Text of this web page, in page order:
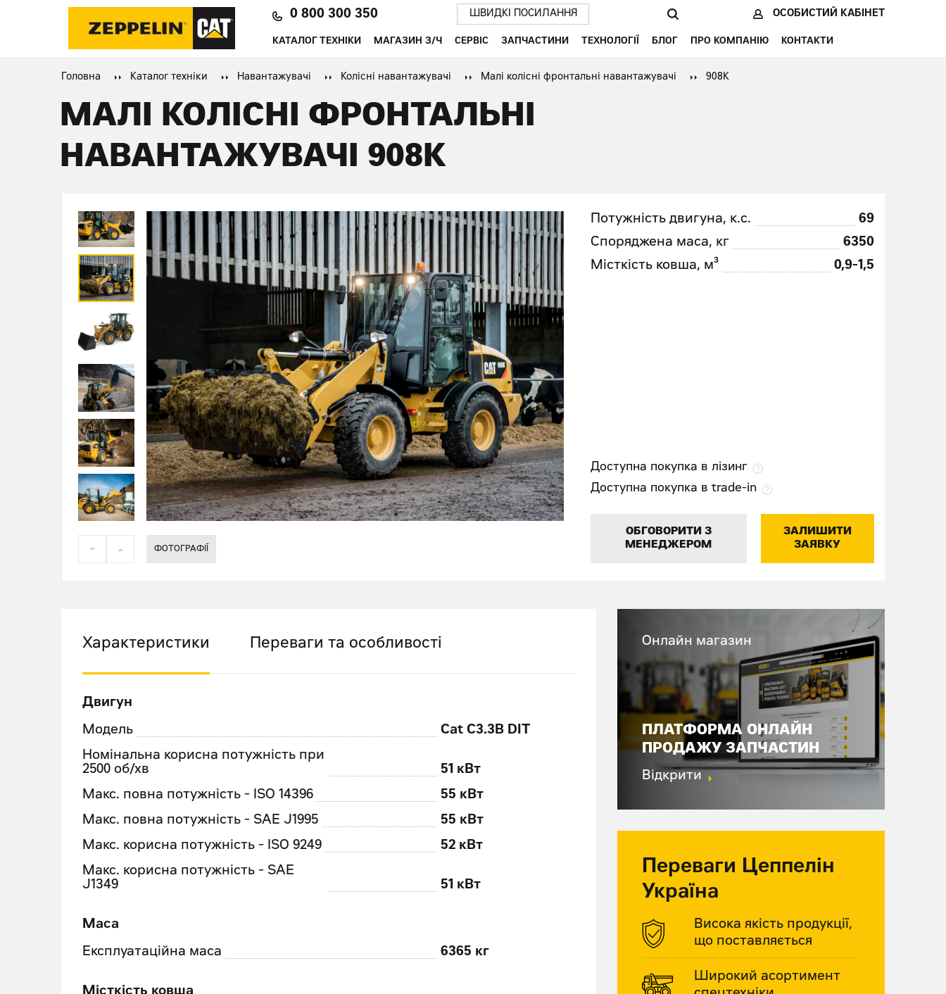
0 800 300 350
КАТАЛОГ ТЕХНІКИ МАГАЗИН З/Ч СЕРВІС ЗАПЧАСТИНИ ТЕХНОЛОГІЇ БЛОГ ПРО КОМПАНІЮ КОНТАКТИ
ШВИДКІ ПОСИЛАННЯ ОСОБИСТИЙ КАБІНЕТ
Головна Каталог техніки Навантажувачі Колісні навантажувачі Малі колісні фронтальні навантажувачі 908K
МАЛІ КОЛІСНІ ФРОНТАЛЬНІ
НАВАНТАЖУВАЧІ 908K
ФОТОГРАФІЇ
Потужність двигуна, к.с.
69
Споряджена маса, кг
6350
Місткість ковша, м³
0,9-1,5
Доступна покупка в лізинг
Доступна покупка в trade-in
ОБГОВОРИТИ З
МЕНЕДЖЕРОМ
ЗАЛИШИТИ
ЗАЯВКУ
Характеристики Переваги та особливості
Двигун
Модель
Cat C3.3B DIT
Номінальна корисна потужність при
2500 об/хв
51 кВт
Макс. повна потужність - ISO 14396
55 кВт
Макс. повна потужність - SAE J1995
55 кВт
Макс. корисна потужність - ISO 9249
52 кВт
Макс. корисна потужність - SAE
J1349
51 кВт
Маса
Експлуатаційна маса 6365 кг
Онлайн магазин
ПЛАТФОРМА ОНЛАЙН
ПРОДАЖУ ЗАПЧАСТИН
Відкрити
Переваги Цеппелін
Україна
Висока якість продукції,
що поставляється
Широкий асортимент